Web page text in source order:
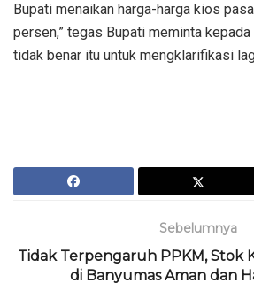
Bupati menaikan harga-harga kios
persen,” tegas Bupati meminta
tidak benar itu untuk mengklarifikasi
Sebelumnya
Tidak Terpengaruh PPKM, Stok
di Banyumas Aman dan